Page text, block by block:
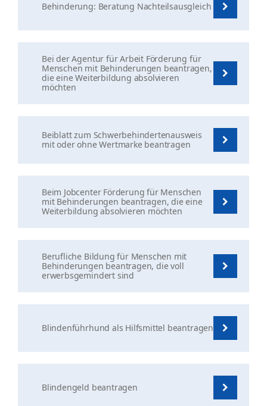
Behinderung: Beratung Nachteilsausgleich
Bei der Agentur für Arbeit Förderung für
Menschen mit Behinderungen beantragen,
die eine Weiterbildung absolvieren
möchten
Beiblatt zum Schwerbehindertenausweis
mit oder ohne Wertmarke beantragen
Beim Jobcenter Förderung für Menschen
mit Behinderungen beantragen, die eine
Weiterbildung absolvieren möchten
Berufliche Bildung für Menschen mit
Behinderungen beantragen, die voll
erwerbsgemindert sind
Blindenführhund als Hilfsmittel beantragen
Blindengeld beantragen